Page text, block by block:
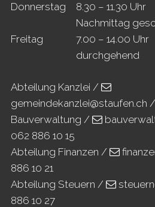
Donnerstag
8.30 – 11.30 Uhr
Nachmittag
Freitag
7.00 – 14.00 Uhr
durchgehend
Abteilung Kanzlei /
gemeindekanzlei@staufen.ch /
Bauverwaltung /
062 886 10 15
Abteilung Finanzen /
886 10 21
Abteilung Steuern /
886 10 27